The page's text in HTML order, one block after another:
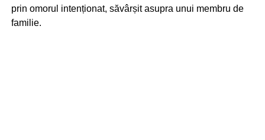
prin omorul intenționat, săvârșit asupra unui membru de
familie.